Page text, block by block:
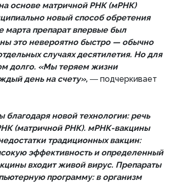
основе матричной РНК (мРНК)
новый способ обретения
марта препарат впервые был
это невероятно быстро — обычно
случаях десятилетия. Но для
долго. «Мы теряем жизни
день на счету», ― подчеркивает
новой технологии: речь
(матричной РНК). мРНК-вакцины
традиционных вакцин:
эффективность и определенный
входит живой вирус. Препараты
программу: в организм